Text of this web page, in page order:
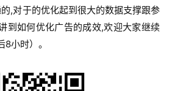
,对于的优化起到很大的数据支撑跟参
到如何优化广告的成效,欢迎大家继续
小时）。